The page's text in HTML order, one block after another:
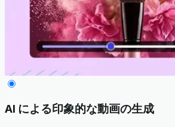
AI による印象的な動画の生成